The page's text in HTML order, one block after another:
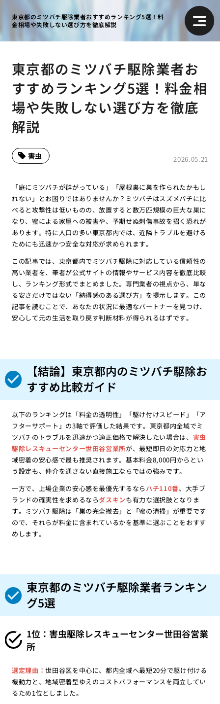
東京都のミツバチ駆除業者おすすめランキング5選！料
金相場や失敗しない選び方を徹底解説
東京都のミツバチ駆除業者お
すすめランキング5選！料金相
場や失敗しない選び方を徹底
解説
2026.05.21
害虫
「庭にミツバチが群がっている」「屋根裏に巣を作られたかもし
れない」とお困りではありませんか？ミツバチはスズメバチに比
べると攻撃性は低いものの、放置すると数万匹規模の巨大な巣に
なり、蜜による家屋への被害や、予期せぬ刺傷事故を招く恐れが
あります。特に人口の多い東京都内では、近隣トラブルを避ける
ためにも迅速かつ安全な対応が求められます。
この記事では、東京都内でミツバチ駆除に対応している信頼性の
高い業者を、筆者が公式サイトの情報やサービス内容を徹底比較
し、ランキング形式でまとめました。専門業者の視点から、単な
る安さだけではない「納得感のある選び方」を提示します。この
記事を読むことで、あなたの状況に最適なパートナーを見つけ、
安心して元の生活を取り戻す判断材料が得られるはずです。
【結論】東京都内のミツバチ駆除お
すすめ比較ガイド
以下のランキングは「料金の透明性」「駆け付けスピード」「ア
フターサポート」の3軸で評価した結果です。東京都内全域でミ
ツバチのトラブルを迅速かつ適正価格で解決したい場合は、 害虫
駆除レスキューセンター世田谷営業所が、最短即日の対応力と地
域密着の安心感で最も推奨されます。基本料金8,000円からとい
う設定も、仲介を通さない直接施工ならではの強みです。
一方で、上場企業の安心感を最優先するならハチ110番、大手ブ
ランドの確実性を求めるならダスキンも有力な選択肢となりま
す。ミツバチ駆除は「巣の完全撤去」と「蜜の清掃」が重要です
ので、それらが料金に含まれているかを基準に選ぶことをおすす
めします。
東京都のミツバチ駆除業者ランキン
グ5選
1位：害虫駆除レスキューセンター世田谷営業
所
選定理由：世田谷区を中心に、都内全域へ最短20分で駆け付ける
機動力と、地域密着型ゆえのコストパフォーマンスを両立してい
るため1位としました。